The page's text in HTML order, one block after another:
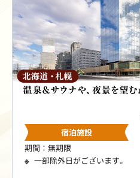
宿泊施設
期間：無期限
一部除外日がございます。